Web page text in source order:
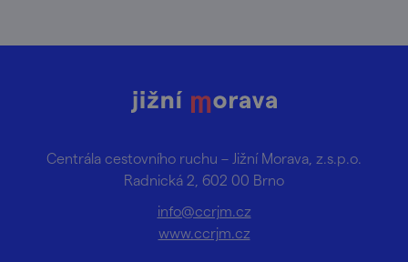
Centrála cestovního ruchu – Jižní Morava, z.s.p.o.
Radnická 2, 602 00 Brno
info@ccrjm.cz
www.ccrjm.cz